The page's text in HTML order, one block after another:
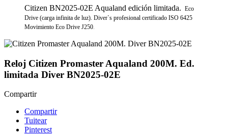
Citizen BN2025-02E Aqualand edición limitada. Eco
Drive (carga infinita de luz). Diver`s profesional certificado ISO 6425
Movimiento Eco Drive J250.
Reloj Citizen Promaster Aqualand 200M. Ed.
limitada Diver BN2025-02E
Compartir
Compartir
Tuitear
Pinterest